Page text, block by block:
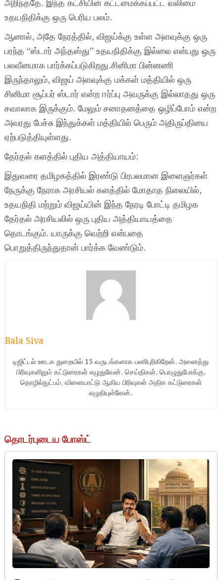
அறிந்ததே. இந்த கட்சியின் கட்டமைக்கப்பட்ட வலிமை
உதயநிதிக்கு ஒரு பெரிய பலம்.
ஆனால், அதே நேரத்தில், விஜய்க்கு உள்ள அளவுக்கு ஒரு
பரந்த “ஸ்டார் அந்தஸ்து” உதயநிதிக்கு இல்லை என்பது ஒரு
பலவீனமாக பார்க்கப்படுகிறது.சினிமா பின்னணி
இருந்தாலும், விஜய் அளவுக்கு மக்கள் மத்தியில் ஒரு
சினிமா சூப்பர் ஸ்டார் என்ற ஈர்ப்பு அவருக்கு இல்லாதது ஒரு
சவாலாக இருக்கும். மேலும் சனாதனத்தை ஒழிப்போம் என்ற
அவரது பேச்சு இந்துக்கள் மத்தியில் பெரும் அதிருப்தியை
ஏற்படுத்தியுள்ளது.
தேர்தல் களத்தில் புதிய அத்தியாயம்:
இதுவரை தமிழகத்தில் இரண்டு பிரபலமான இளைஞர்கள்
நேருக்கு நேராக அரசியல் களத்தில் மோதாத நிலையில்,
உதயநிதி மற்றும் விஜய்யின் இந்த நேரடி போட்டி தமிழக
தேர்தல் அரசியலில் ஒரு புதிய அத்தியாயத்தை
தொடங்கும். யாருக்கு வெற்றி என்பதை
பொறுத்திருந்துதான் பார்க்க வேண்டும்.
Bala Siva
டிஜிட்டல் ஊடக துறையில் 15 வருடங்களாக பணிபுரிகிறேன். அனைத்து
பிரிவுகளிலும் கட்டுரைகள் எழுதுவேன். செய்திகள், பொழுதுபோக்கு,
தொழில்நுட்பம், விளையாட்டு ஆகிய பிரிவுகள் அதிக கட்டுரைகள்
எழுதியுள்ளேன்.
தொடர்புடைய போஸ்ட்